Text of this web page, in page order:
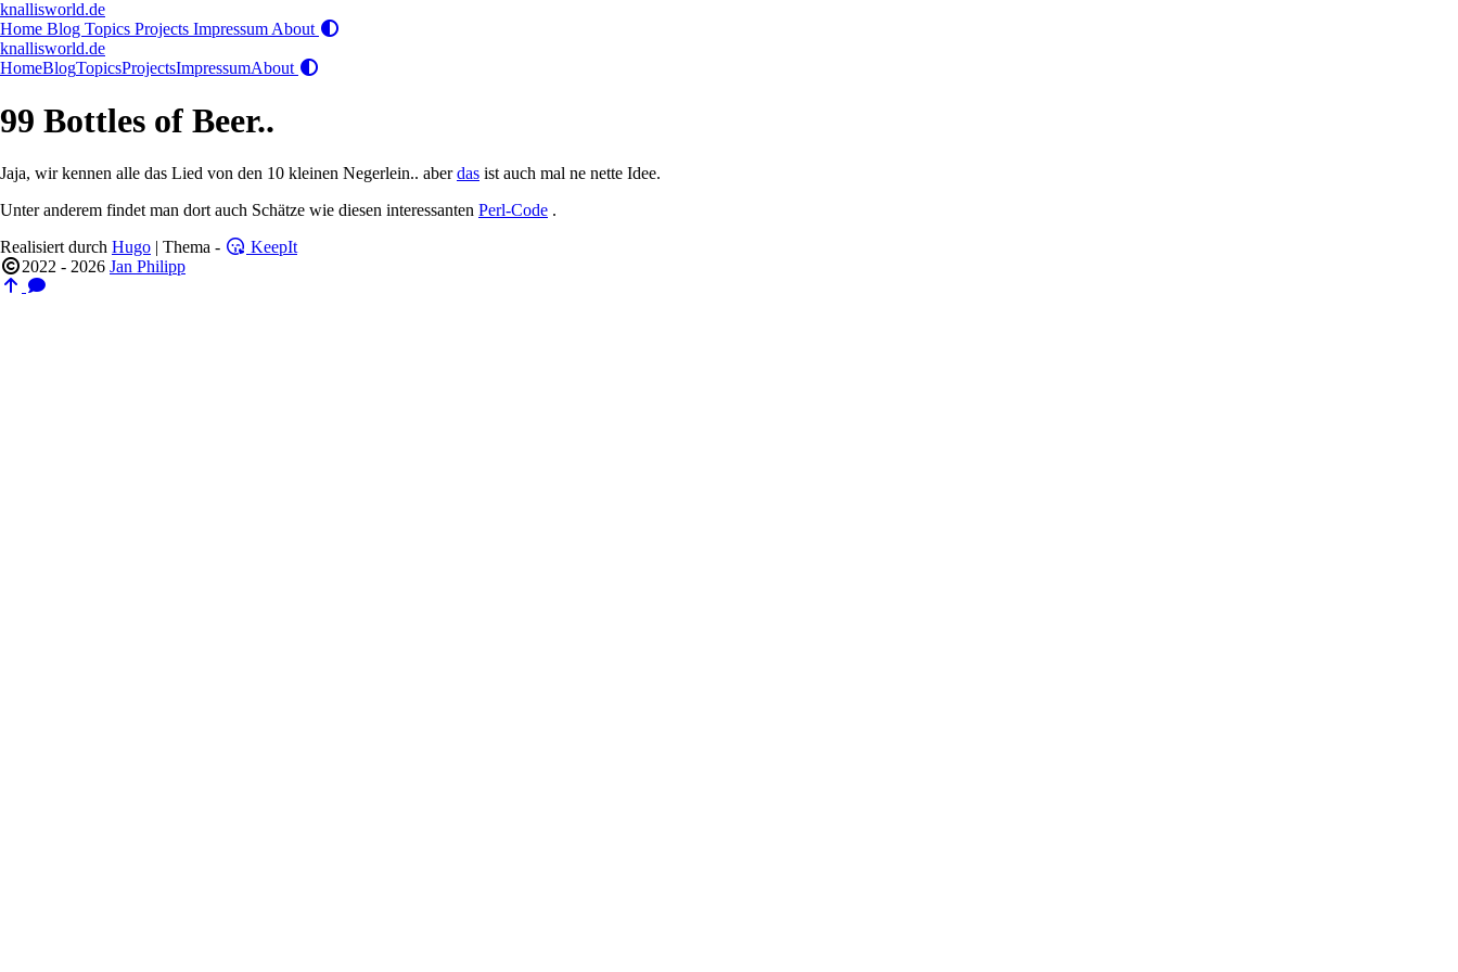
knallisworld.de
Home Blog Topics Projects Impressum About
knallisworld.de
HomeBlogTopicsProjectsImpressumAbout
99 Bottles of Beer..
Jaja, wir kennen alle das Lied von den 10 kleinen Negerlein.. aberdas ist auch mal ne nette Idee.
Unter anderem findet man dort auch Schätze wie diesen interessanten Perl-Code .
Realisiert durch Hugo | Thema -
KeepIt
2022 - 2026 Jan Philipp